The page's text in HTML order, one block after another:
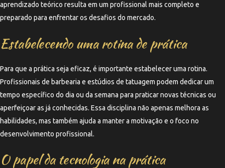
aprendizado teórico resulta em um profissional mais completo e
preparado para enfrentar os desafios do mercado.
Estabelecendo uma rotina de prática
Para que a prática seja eficaz, é importante estabelecer uma rotina.
Profissionais de barbearia e estúdios de tatuagem podem dedicar um
tempo específico do dia ou da semana para praticar novas técnicas ou
aperfeiçoar as já conhecidas. Essa disciplina não apenas melhora as
habilidades, mas também ajuda a manter a motivação e o foco no
desenvolvimento profissional.
O papel da tecnologia na prática